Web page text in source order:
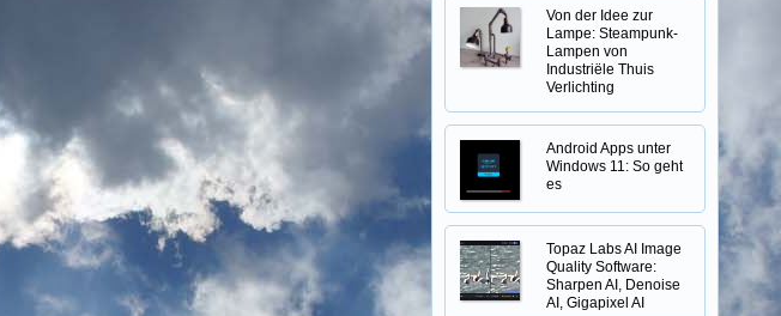
Von der Idee zur
Lampe: Steampunk-
Lampen von
Industriële Thuis
Verlichting
Android Apps unter
Windows 11: So geht
es
Topaz Labs AI Image
Quality Software:
Sharpen AI, Denoise
AI, Gigapixel AI